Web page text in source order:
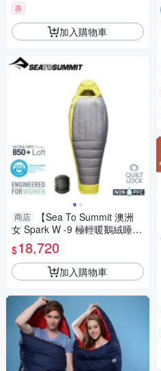
券
加入購物車
商店
【Sea To Summit 澳洲
女 Spark W -9 極輕暖鵝絨睡袋
R《淺灰黃》】SL041071/保暖
睡袋/露營/登山
$18,720
加入購物車